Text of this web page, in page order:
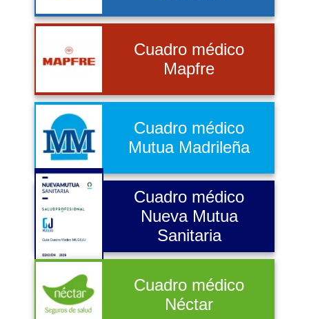
Cuadro médico
Mapfre
Cuadro médico
Mutua Madrileña
Cuadro médico
Nueva Mutua
Sanitaria
Cuadro médico
Néctar